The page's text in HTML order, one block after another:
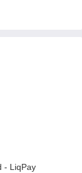
- LiqPay